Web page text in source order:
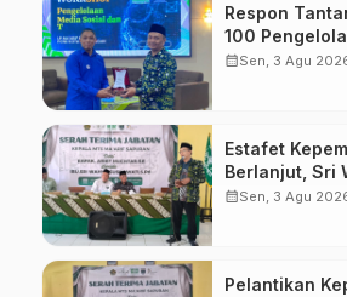
Respon
100
Sekolah
calendar_monthSen, 3 Agu
Estafet
Berlanjut, Sri
Susilowati
calendar_monthSen, 3 Agu
Pelantikan